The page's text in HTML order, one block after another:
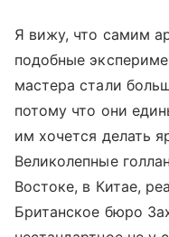
Я вижу, что самим
подобные
мастера стали
потому что они
им хочется делать
Великолепные
Востоке, в Китае,
Британское бюро